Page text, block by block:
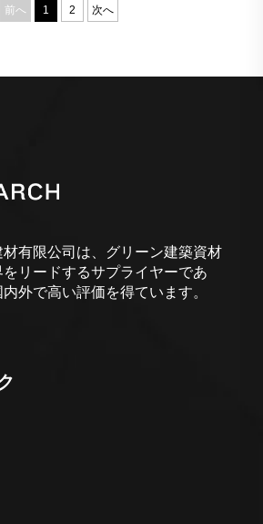
前へ 1 2 次へ
材有限公司は、グリーン建築資材
リードするサプライヤーであ
外で高い評価を得ています。